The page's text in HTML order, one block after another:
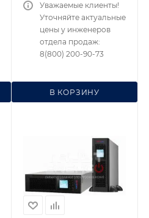
В КОРЗИНУ
Уважаемые клиенты!
Уточняйте актуальные
цены у инженеров
отдела продаж:
8(800) 200-90-73